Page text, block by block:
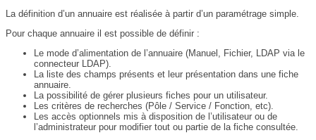
La définition d’un annuaire est réalisée à partir d’un paramétrage simple.
Pour chaque annuaire il est possible de définir :
Le mode d’alimentation de l’annuaire (Manuel, Fichier, LDAP via le
connecteur LDAP).
La liste des champs présents et leur présentation dans une fiche
annuaire.
La possibilité de gérer plusieurs fiches pour un utilisateur.
Les critères de recherches (Pôle / Service / Fonction, etc).
Les accès optionnels mis à disposition de l’utilisateur ou de
l’administrateur pour modifier tout ou partie de la fiche consultée.